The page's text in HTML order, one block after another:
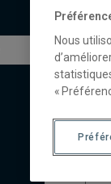
Nous
«